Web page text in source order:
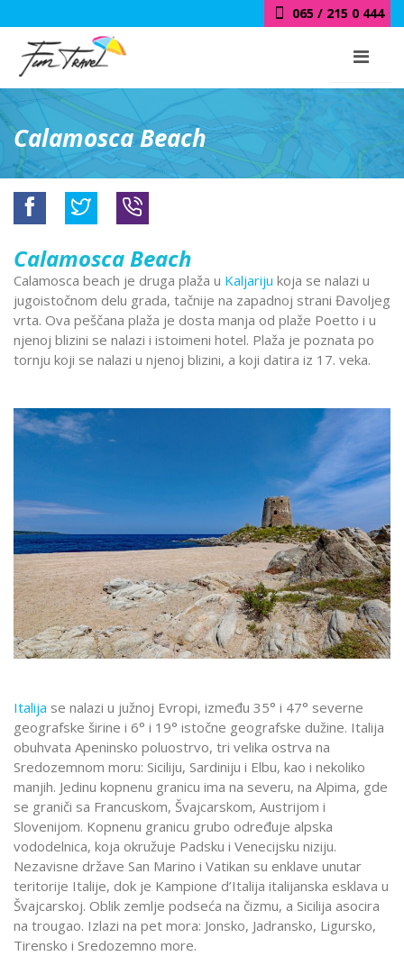
065 / 215 0 444
Calamosca Beach
Calamosca Beach
Calamosca beach je druga plaža u Kaljariju koja se nalazi u
jugoistočnom delu grada, tačnije na zapadnoj strani Đavoljeg
vrta. Ova peščana plaža je dosta manja od plaže Poetto i u
njenoj blizini se nalazi i istoimeni hotel. Plaža je poznata po
tornju koji se nalazi u njenoj blizini, a koji datira iz 17. veka.
Italija se nalazi u južnoj Evropi, između 35° i 47° severne
geografske širine i 6° i 19° istočne geografske dužine. Italija
obuhvata Apeninsko poluostrvo, tri velika ostrva na
Sredozemnom moru: Siciliju, Sardiniju i Elbu, kao i nekoliko
manjih. Jedinu kopnenu granicu ima na severu, na Alpima, gde
se graniči sa Francuskom, Švajcarskom, Austrijom i
Slovenijom. Kopnenu granicu grubo određuje alpska
vododelnica, koja okružuje Padsku i Venecijsku niziju.
Nezavisne države San Marino i Vatikan su enklave unutar
teritorije Italije, dok je Kampione d’Italija italijanska esklava u
Švajcarskoj. Oblik zemlje podseća na čizmu, a Sicilija asocira
na trougao. Izlazi na pet mora: Jonsko, Jadransko, Ligursko,
Tirensko i Sredozemno more.